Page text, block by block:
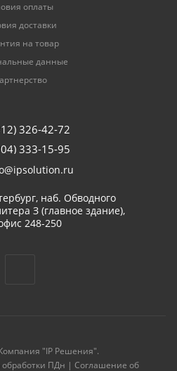
оплаты
доставки
на товар
данные
326-42-72
333-15-95
наб. Обводного
З (главное здание),
248-250
"IP Решения".
ПДн | Соглашение об